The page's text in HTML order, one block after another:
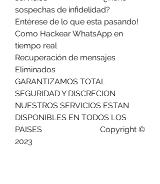
sospechas de infidelidad?
Entérese de lo que esta pasando!
Como Hackear WhatsApp en
tiempo real
Recuperación de mensajes
Eliminados
GARANTIZAMOS TOTAL
SEGURIDAD Y DISCRECION
NUESTROS SERVICIOS ESTAN
DISPONIBLES EN TODOS LOS
PAISES                             Copyright ©
2023